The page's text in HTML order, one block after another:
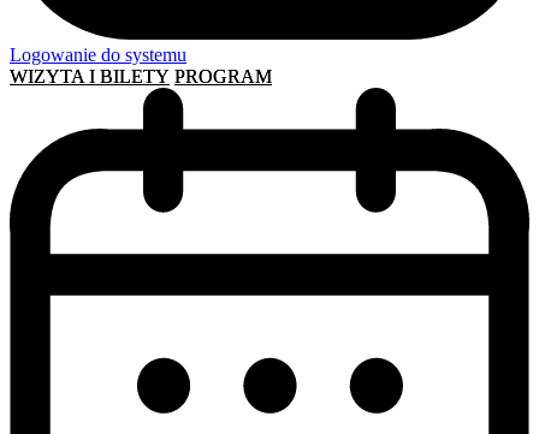
Logowanie do systemu
WIZYTA I BILETY PROGRAM